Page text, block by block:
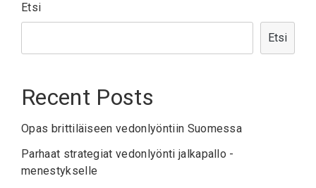
Etsi
Etsi
Recent Posts
Opas brittiläiseen vedonlyöntiin Suomessa
Parhaat strategiat vedonlyönti jalkapallo -
menestykselle